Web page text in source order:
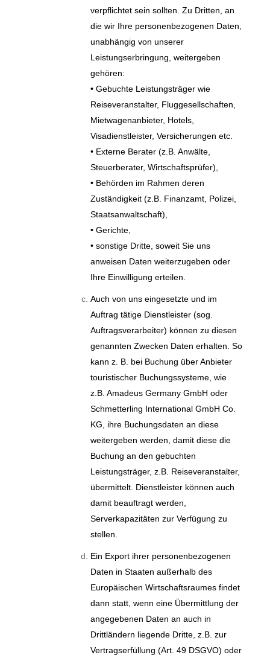
verpflichtet sein sollten. Zu Dritten, an
die wir Ihre personenbezogenen Daten,
unabhängig von unserer
Leistungserbringung, weitergeben
gehören:
• Gebuchte Leistungsträger wie
Reiseveranstalter, Fluggesellschaften,
Mietwagenanbieter, Hotels,
Visadienstleister, Versicherungen etc.
• Externe Berater (z.B. Anwälte,
Steuerberater, Wirtschaftsprüfer),
• Behörden im Rahmen deren
Zuständigkeit (z.B. Finanzamt, Polizei,
Staatsanwaltschaft),
• Gerichte,
• sonstige Dritte, soweit Sie uns
anweisen Daten weiterzugeben oder
Ihre Einwilligung erteilen.
Auch von uns eingesetzte und im
Auftrag tätige Dienstleister (sog.
Auftragsverarbeiter) können zu diesen
genannten Zwecken Daten erhalten. So
kann z. B. bei Buchung über Anbieter
touristischer Buchungssysteme, wie
z.B. Amadeus Germany GmbH oder
Schmetterling International GmbH Co.
KG, ihre Buchungsdaten an diese
weitergeben werden, damit diese die
Buchung an den gebuchten
Leistungsträger, z.B. Reiseveranstalter,
übermittelt. Dienstleister können auch
damit beauftragt werden,
Serverkapazitäten zur Verfügung zu
stellen.
Ein Export ihrer personenbezogenen
Daten in Staaten außerhalb des
Europäischen Wirtschaftsraumes findet
dann statt, wenn eine Übermittlung der
angegebenen Daten an auch in
Drittländern liegende Dritte, z.B. zur
Vertragserfüllung (Art. 49 DSGVO) oder